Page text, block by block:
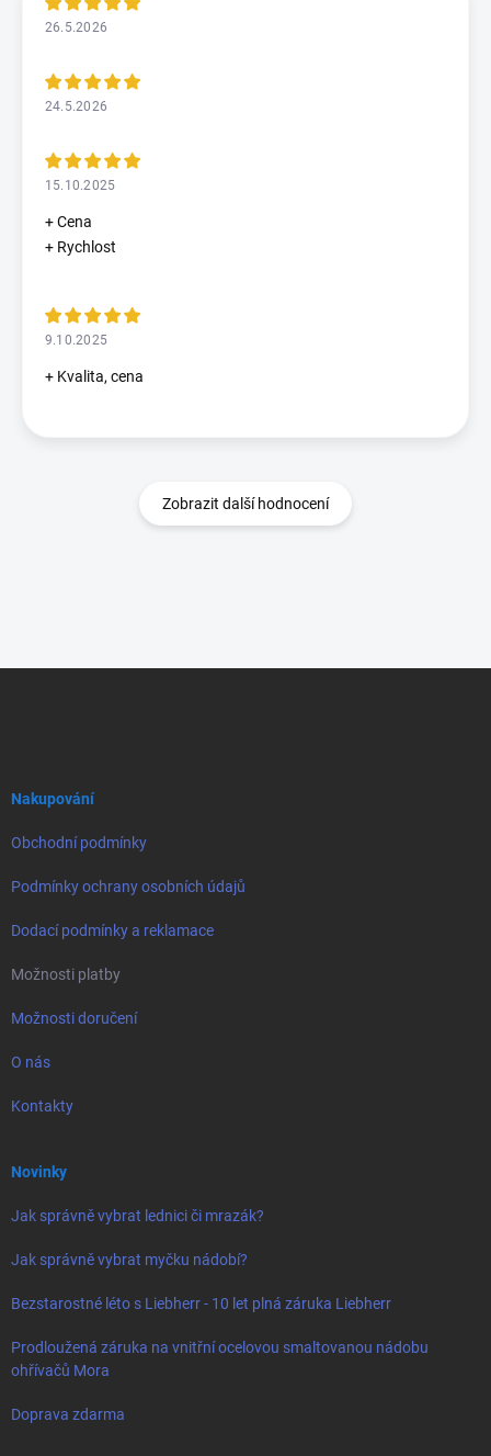
26.5.2026
24.5.2026
15.10.2025
+ Cena
+ Rychlost
9.10.2025
+ Kvalita, cena
Zobrazit další hodnocení
Nakupování
Obchodní podmínky
Podmínky ochrany osobních údajů
Dodací podmínky a reklamace
Možnosti platby
Možnosti doručení
O nás
Kontakty
Novinky
Jak správně vybrat lednici či mrazák?
Jak správně vybrat myčku nádobí?
Bezstarostné léto s Liebherr - 10 let plná záruka Liebherr
Prodloužená záruka na vnitřní ocelovou smaltovanou nádobu
ohřívačů Mora
Doprava zdarma